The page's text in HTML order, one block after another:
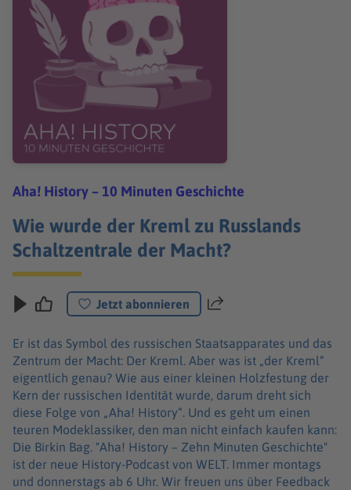
Aha! History – 10 Minuten Geschichte
Wie wurde der Kreml zu Russlands
Schaltzentrale der Macht?
Jetzt abonnieren Teilen
Er ist das Symbol des russischen Staatsapparates und das
Zentrum der Macht: Der Kreml. Aber was ist „der Kreml“
eigentlich genau? Wie aus einer kleinen Holzfestung der
Kern der russischen Identität wurde, darum dreht sich
diese Folge von „Aha! History“. Und es geht um einen
teuren Modeklassiker, den man nicht einfach kaufen kann:
Die Birkin Bag. "Aha! History – Zehn Minuten Geschichte"
ist der neue History-Podcast von WELT. Immer montags
und donnerstags ab 6 Uhr. Wir freuen uns über Feedback